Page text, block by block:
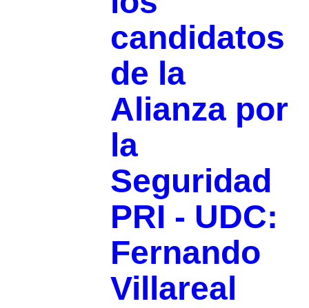
candidatos
de la
Alianza por
la
Seguridad
PRI - UDC:
Fernando
Villareal